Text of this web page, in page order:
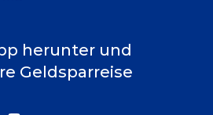
herunter und
Geldsparreise